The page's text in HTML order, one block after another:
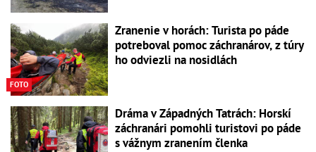
FOTO
Zranenie v horách: Turista po páde
potreboval pomoc záchranárov, z túry
ho odviezli na nosidlách
Dráma v Západných Tatrách: Horskí
záchranári pomohli turistovi po páde
s vážnym zranením členka